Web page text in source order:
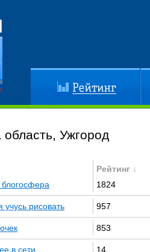
Рейтинг
область, Ужгород
Рейтинг ↓
блогосфера
1824
рисовать 957
853
в сети 14